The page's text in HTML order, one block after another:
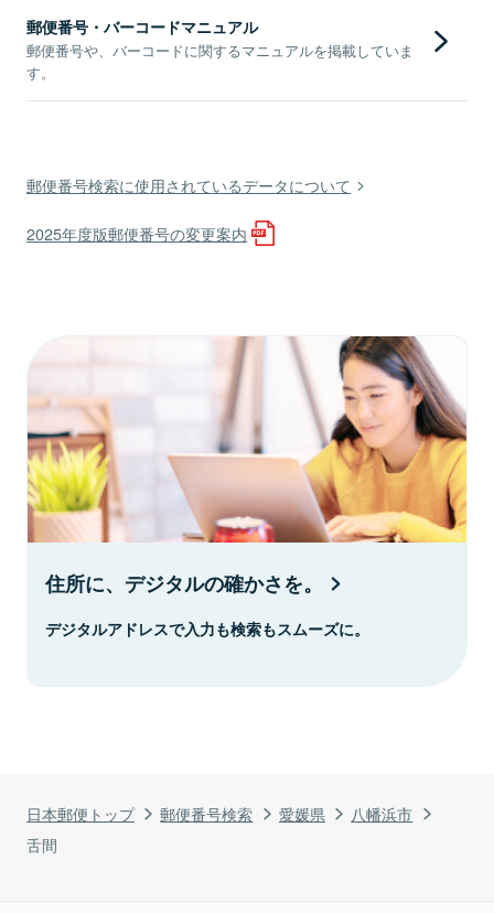
日本郵便トップ 郵便番号検索 愛媛県
八幡浜市
舌間
郵便番号・バーコードマニュアル
郵便番号や、バーコードに関するマニュアルを掲載していま
す。
郵便番号検索に使用されているデータについて
2025年度版郵便番号の変更案内
住所に、デジタルの確かさを。
デジタルアドレスで入力も検索もスムーズに。